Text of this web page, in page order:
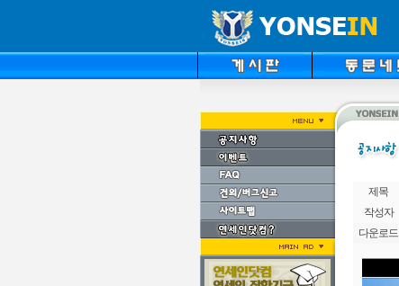
제목
작성자
다운로드